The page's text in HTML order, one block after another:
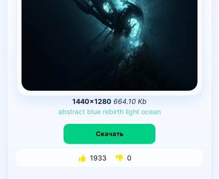
1440×1280 664.10 Kb
abstract blue rebirth light ocean
Скачать
1933 0